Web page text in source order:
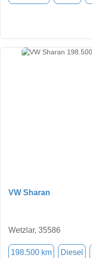
VW Sharan
Wetzlar, 35586
198.500 km Diesel